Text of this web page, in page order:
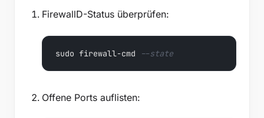
FirewallD-Status überprüfen:
sudo firewall-cmd --state
Offene Ports auflisten: